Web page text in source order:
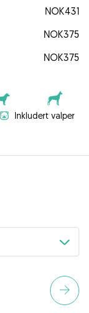
NOK431
NOK375
NOK375
Inkludert valper